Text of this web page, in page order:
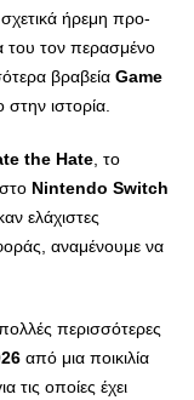
ήρεμη προ-
του τον περασμένο
βραβεία Game
ιστορία.
the Hate , το
Nintendo Switch
ελάχιστες
αναμένουμε να
περισσότερες
από μια ποικιλία
τις οποίες έχει